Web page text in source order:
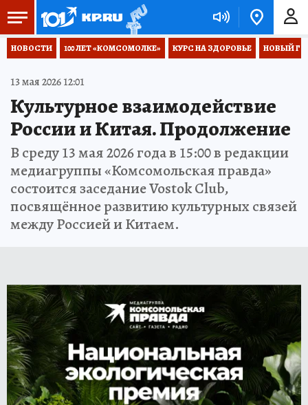
НОВОСТИ 100 ЛЕТ «КОМСОМОЛКЕ» КУРС НА ЗДОРОВЬЕ НОВЫЙ
13 мая 2026 12:01
Культурное взаимодействие
России и Китая. Продолжение
В среду 13 мая 2026 года в 15:00 в редакции
медиагруппы «Комсомольская правда»
состоится заседание Vostok Club,
посвящённое развитию культурных связей
между Россией и Китаем.